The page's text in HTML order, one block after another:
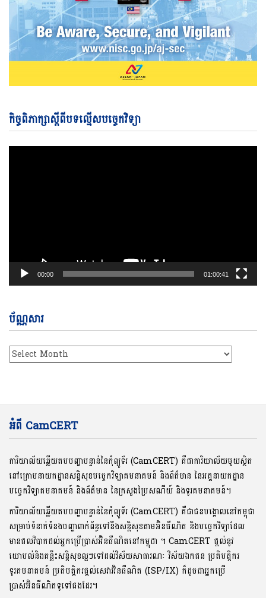
កិច្ចពិភាក្សាស្តីពីបទល្មើសបច្ចេកវិទ្យា
00:00 01:00:41
ប័ណ្ណសារ
ប័ណ្ណសារ
អំពី CamCERT
ការិយាល័យឆ្លើយតបបញ្ហាបន្ទាន់នៃកុំព្យូទ័រ (CamCERT) គឺជាការិយាល័យមួយស្ថិត
នៅក្រោមនាយកដ្ឋានសន្តិសុខបច្ចេកវិទ្យាគមនាគមន៍ និងព័ត៌មាន នៃអគ្គនាយកដ្ឋាន
បច្ចេកវិទ្យាគមនាគមន៍ និងព័ត៌មាន នៃក្រសួងប្រៃសណីយ៍ និងទូរគមនាគមន៍។
ការិយាល័យឆ្លើយតបបញ្ហាបន្ទាន់នៃកុំព្យូទ័រ (CamCERT) គឺជាជនបង្គោលនៅកម្ពុជា
សម្រាប់ទំនាក់ទំនងបញ្ហាពាក់ព័ន្ធទៅនឹងសន្តិសុខតាមអ៊ិនធឺណិត និងបច្ចេកវិទ្យាដែល
មានផលវិបាកដល់អ្នកប្រើប្រាស់អ៊ិនធឺណិតនៅកម្ពុជា ។ CamCERT ផ្តល់នូវ
យោបល់និងគន្លឹះសន្តិសុខល្អៗទៅដល់វិស័យសាធារណៈ វិស័យឯកជន ប្រតិបត្តិករ
ទូរគមនាគមន៍ ប្រតិបត្តិករផ្តល់សេវាអ៊ិនធឺណិត (ISP/IX) ក៏ដូចជាអ្នកប្រើ
ប្រាស់អ៊ិនធឺណិតទូទៅផងដែរ។